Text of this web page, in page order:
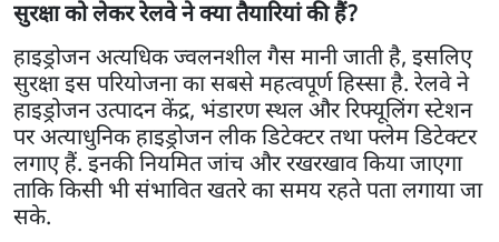
सुरक्षा को लेकर रेलवे ने क्या तैयारियां की हैं?
हाइड्रोजन अत्यधिक ज्वलनशील गैस मानी जाती है, इसलिए
सुरक्षा इस परियोजना का सबसे महत्वपूर्ण हिस्सा है. रेलवे ने
हाइड्रोजन उत्पादन केंद्र, भंडारण स्थल और रिफ्यूलिंग स्टेशन
पर अत्याधुनिक हाइड्रोजन लीक डिटेक्टर तथा फ्लेम डिटेक्टर
लगाए हैं. इनकी नियमित जांच और रखरखाव किया जाएगा
ताकि किसी भी संभावित खतरे का समय रहते पता लगाया जा
सके.